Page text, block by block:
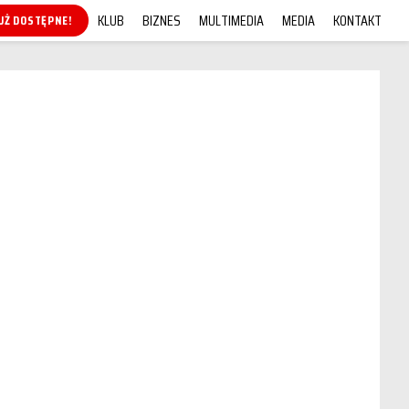
DOSTĘPNE!
KUP ONLINE! KLUB BIZNES MULTIMEDIA MEDIA KONTAKT